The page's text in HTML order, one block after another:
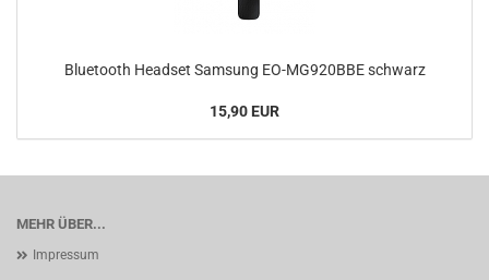
Bluetooth Headset Samsung EO-MG920BBE schwarz
15,90 EUR
MEHR ÜBER...
Impressum